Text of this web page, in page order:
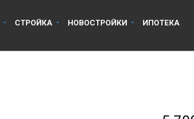
СТРОЙКА НОВОСТРОЙКИ ИПОТЕКА
8 918 670 14 14